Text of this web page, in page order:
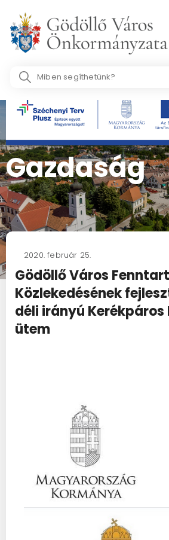
content
Search
Gazdaság
2020. február 25.
Gödöllő Város
Közlekedésének
déli irányú Kerékpáros
ütem